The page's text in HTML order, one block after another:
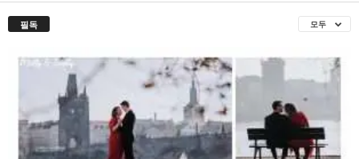
필독 모두